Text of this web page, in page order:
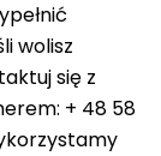
wolisz
się z
+ 48 58